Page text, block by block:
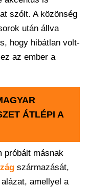
szólt. A közönség
után állva
hogy hibátlan volt-
az ember a
ÁTLÉPI A
próbált másnak
származását,
amellyel a